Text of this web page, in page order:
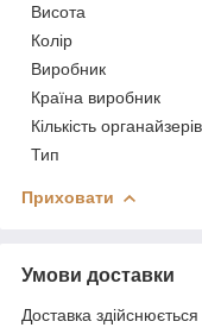
Висота
Колір
Виробник
Країна виробник
Кількість органайзерів
Тип
Приховати
Умови доставки
Доставка